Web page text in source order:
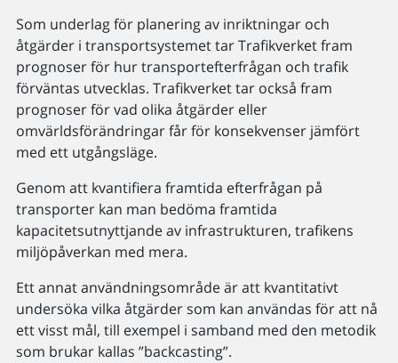
Som underlag för planering av inriktningar och
åtgärder i transportsystemet tar Trafikverket fram
prognoser för hur transportefterfrågan och trafik
förväntas utvecklas. Trafikverket tar också fram
prognoser för vad olika åtgärder eller
omvärldsförändringar får för konsekvenser jämfört
med ett utgångsläge.
Genom att kvantifiera framtida efterfrågan på
transporter kan man bedöma framtida
kapacitetsutnyttjande av infrastrukturen, trafikens
miljöpåverkan med mera.
Ett annat användningsområde är att kvantitativt
undersöka vilka åtgärder som kan användas för att nå
ett visst mål, till exempel i samband med den metodik
som brukar kallas ”backcasting”.